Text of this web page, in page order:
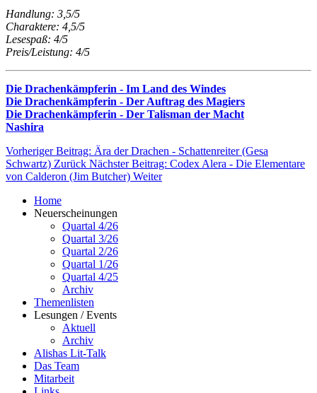
Handlung: 3,5/5
Charaktere: 4,5/5
Lesespaß: 4/5
Preis/Leistung: 4/5
Die Drachenkämpferin - Im Land des Windes
Die Drachenkämpferin - Der Auftrag des Magiers
Die Drachenkämpferin - Der Talisman der Macht
Nashira
Vorheriger Beitrag: Ära der Drachen - Schattenreiter (Gesa
Schwartz) Zurück Nächster Beitrag: Codex Alera - Die Elementare
von Calderon (Jim Butcher) Weiter
Home
Neuerscheinungen
Quartal 4/26
Quartal 3/26
Quartal 2/26
Quartal 1/26
Quartal 4/25
Archiv
Themenlisten
Lesungen / Events
Aktuell
Archiv
Alishas Lit-Talk
Das Team
Mitarbeit